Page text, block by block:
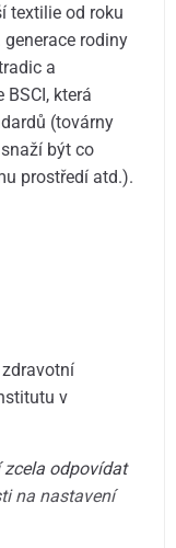
textilie od roku
rodiny
a
která
(továrny
být co
prostředí atd.).
v
odpovídat
na nastavení